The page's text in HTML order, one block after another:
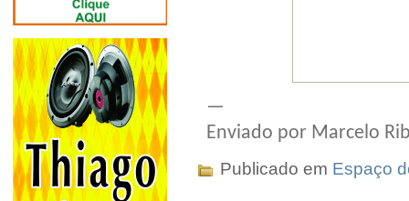
—
Enviado por Marcelo
Publicado em Espaço